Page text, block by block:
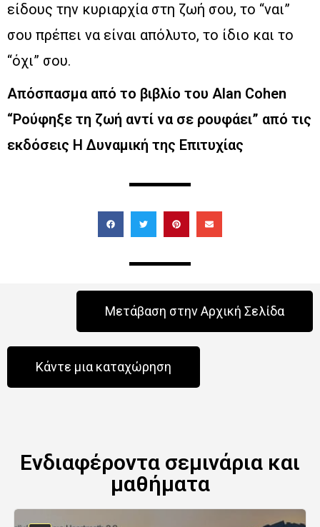
είδους την κυριαρχία στη ζωή σου, το “ναι”
σου πρέπει να είναι απόλυτο, το ίδιο και το
“όχι” σου.
Απόσπασμα από το βιβλίο του Alan Cohen
“Ρούφηξε τη ζωή αντί να σε ρουφάει” από τις
εκδόσεις Η Δυναμική της Επιτυχίας
Μετάβαση στην Αρχική Σελίδα
Κάντε μια καταχώρηση
Ενδιαφέροντα σεμινάρια και
μαθήματα